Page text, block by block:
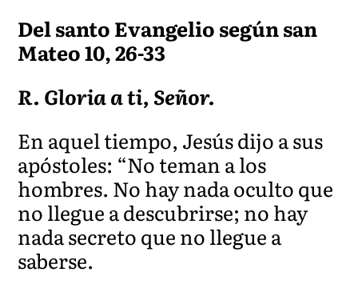
Del santo Evangelio según san
Mateo 10, 26-33
R. Gloria a ti, Señor.
En aquel tiempo, Jesús dijo a sus
apóstoles: “No teman a los
hombres. No hay nada oculto que
no llegue a descubrirse; nohay
nada secreto que no llegue a
saberse.